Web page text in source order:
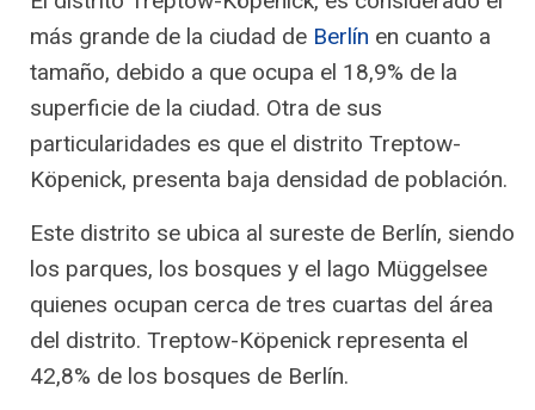
más grande de la ciudad de Berlín en cuanto a
tamaño, debido a que ocupa el 18,9% de la
superficie de la ciudad. Otra de sus
particularidades es que el distrito Treptow-
Köpenick, presenta baja densidad de población.
Este distrito se ubica al sureste de Berlín, siendo
los parques, los bosques y el lago Müggelsee
quienes ocupan cerca de tres cuartas del área
del distrito. Treptow-Köpenick representa el
42,8% de los bosques de Berlín.